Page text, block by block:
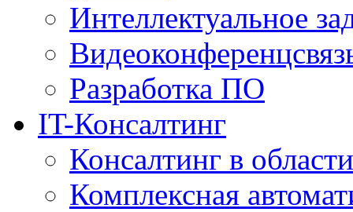
Интеллектуальное
Разработка ПО
IT-Консалтинг
Консалтинг в
Комплексная